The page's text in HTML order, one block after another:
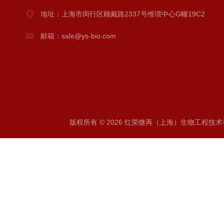
地址：上海市闵行区顾戴路2337号维璟中心G幢19C2
邮箱：sale@ys-bio.com
版权所有 © 2026 红荣微再（上海）生物工程技